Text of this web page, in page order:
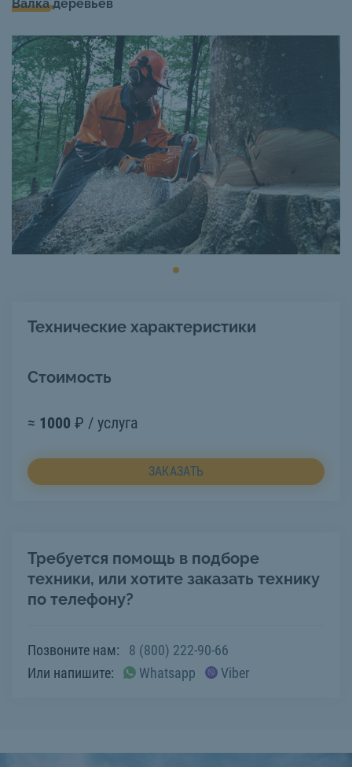
Валка деревьев
Технические характеристики
Стоимость
≈ 1000 ₽ / услуга
ЗАКАЗАТЬ
Требуется помощь в подборе
техники, или хотите заказать технику
по телефону?
Позвоните нам:
8 (800) 222-90-66
Или напишите:
Whatsapp Viber